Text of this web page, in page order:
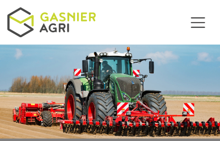
Aller au contenu principal